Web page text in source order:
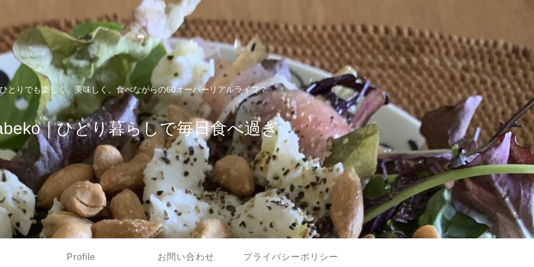
ひとりでも楽しく、美味しく、食べながらの60オーバーリアルライフ？
｜ひとり暮らしで毎日食べ過ぎ
Profile お問い合わせ プライバシーポリシー